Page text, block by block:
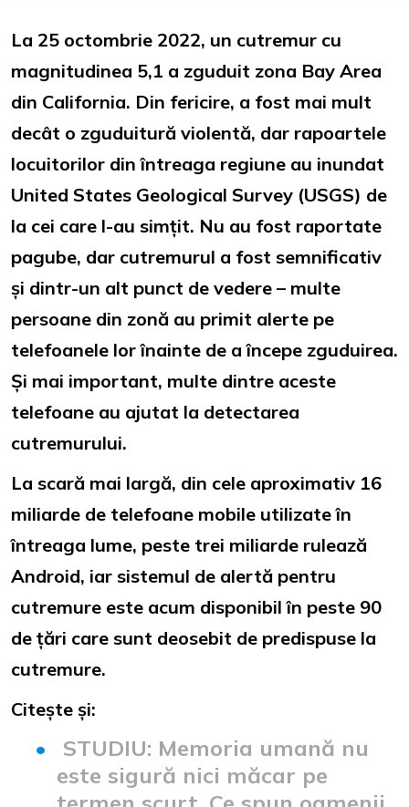
La 25 octombrie 2022, un cutremur cu
magnitudinea 5,1 a zguduit zona Bay Area
din California. Din fericire, a fost mai mult
decât o zguduitură violentă, dar rapoartele
locuitorilor din întreaga regiune au inundat
United States Geological Survey (USGS) de
la cei care l-au simțit. Nu au fost raportate
pagube, dar cutremurul a fost semnificativ
și dintr-un alt punct de vedere – multe
persoane din zonă au primit alerte pe
telefoanele lor înainte de a începe zguduirea.
Și mai important, multe dintre aceste
telefoane au ajutat la detectarea
cutremurului.
La scară mai largă, din cele aproximativ 16
miliarde de telefoane mobile utilizate în
întreaga lume, peste trei miliarde rulează
Android, iar sistemul de alertă pentru
cutremure este acum disponibil în peste 90
de țări care sunt deosebit de predispuse la
cutremure.
Citește și:
STUDIU: Memoria umană nu
este sigură nici măcar pe